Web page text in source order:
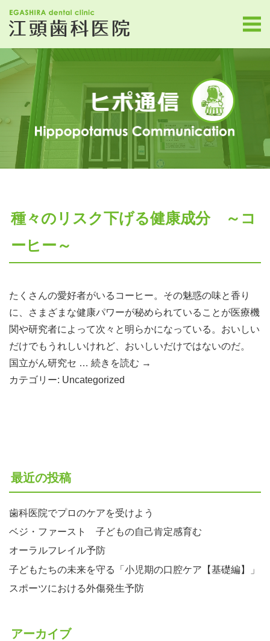
種々のリスク下げる健康成分 ～コ
ーヒー～
たくさんの愛好者がいるコーヒー。その魅惑の味と香り
に、さまざまな健康パワーが秘められていることが医療機
関や研究者によって次々と明らかになっている。おいしい
だけでもうれしいけれど、おいしいだけではないのだ。
国立がん研究セ … 続きを読む →
カテゴリー: Uncategorized
最近の投稿
歯科医院でプロのケアを受けよう
ベジ・ファースト 子どもの自己肯定感育む
オーラルフレイル予防
子どもたちの未来を守る「小児期の口腔ケア【基礎編】」
スポーツにおける外傷発生予防
アーカイブ